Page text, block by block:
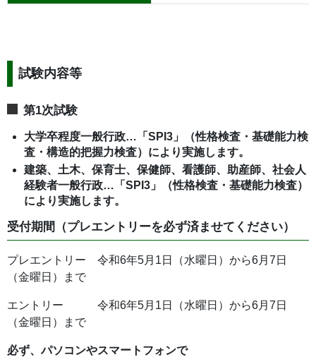
試験内容等
第1次試験
大学卒程度一般行政…「SPI3」（性格検査・基礎能力検
査・構造的把握力検査）により実施します。
建築、土木、保育士、保健師、看護師、助産師、社会人
経験者一般行政… 「SPI3」（性格検査・基礎能力検査）
により実施します。
受付期間（プレエントリーを必ず済ませてください）
プレエントリー 令和6年5月1日（水曜日）から6月7日
（金曜日）まで
エントリー 令和6年5月1日（水曜日）から6月7日
（金曜日）まで
必ず、パソコンやスマートフォンで